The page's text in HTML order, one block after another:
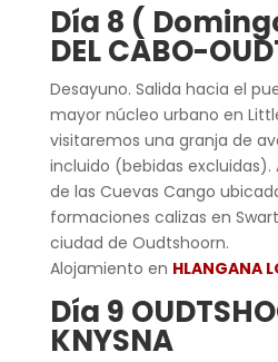
Día 8 (
DEL CABO-
Desayuno. Salida hacia el
mayor núcleo urbano en
visitaremos una granja de
incluido (bebidas
de las Cuevas Cango
formaciones calizas en
ciudad de Oudtshoorn.
Alojamiento en HLANGANA
Día 9
KNYSNA